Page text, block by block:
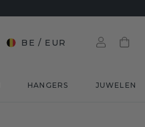
BE / EUR
HANGERS JUWELEN